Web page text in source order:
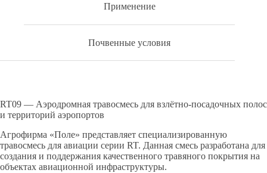
Применение
Почвенные условия
RT09 — Аэродромная травосмесь для взлётно-посадочных полос
и территорий аэропортов
Агрофирма «Поле» представляет специализированную
травосмесь для авиации серии RT. Данная смесь разработана для
создания и поддержания качественного травяного покрытия на
объектах авиационной инфраструктуры.